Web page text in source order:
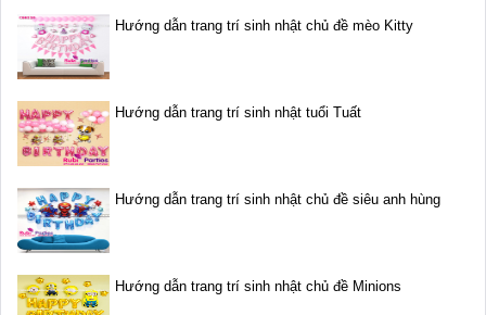
Hướng dẫn trang trí sinh nhật chủ đề mèo Kitty
Hướng dẫn trang trí sinh nhật tuổi Tuất
Hướng dẫn trang trí sinh nhật chủ đề siêu anh hùng
Hướng dẫn trang trí sinh nhật chủ đề Minions